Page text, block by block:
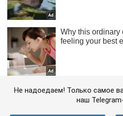
Не надоедаем! Только самое
наш